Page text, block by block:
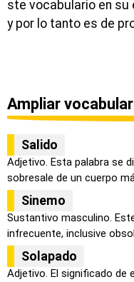
ste vocabulario en
y por lo tanto es de
Ampliar
Salido
Adjetivo. Esta palabra se
sobresale de un cuerpo
Sinemo
Sustantivo masculino.
infrecuente, inclusive
Solapado
Adjetivo. El significado de